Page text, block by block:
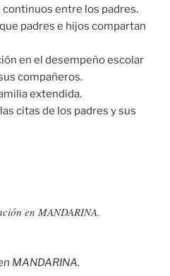
entre los padres.
padres e hijos compartan
en el desempeño escolar
compañeros.
extendida.
citas de los padres y sus
en MANDARINA.
MANDARINA.